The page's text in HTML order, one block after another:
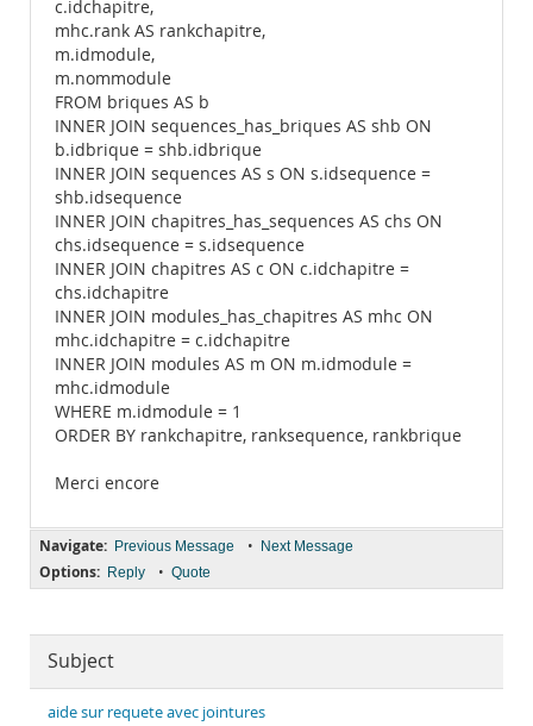
c.idchapitre,
mhc.rank AS rankchapitre,
m.idmodule,
m.nommodule
FROM briques AS b
INNER JOIN sequences_has_briques AS shb ON
b.idbrique = shb.idbrique
INNER JOIN sequences AS s ON s.idsequence =
shb.idsequence
INNER JOIN chapitres_has_sequences AS chs ON
chs.idsequence = s.idsequence
INNER JOIN chapitres AS c ON c.idchapitre =
chs.idchapitre
INNER JOIN modules_has_chapitres AS mhc ON
mhc.idchapitre = c.idchapitre
INNER JOIN modules AS m ON m.idmodule =
mhc.idmodule
WHERE m.idmodule = 1
ORDER BY rankchapitre, ranksequence, rankbrique
Merci encore
Navigate: Previous Message • Next Message
Options: Reply • Quote
Subject
aide sur requete avec jointures